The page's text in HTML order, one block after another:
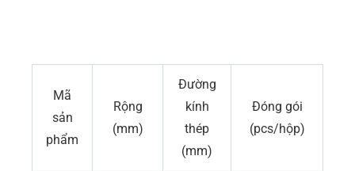
Mã
sản
phẩm
Rộng
(mm)
Đường
kính
thép
(mm)
Đóng gói
(pcs/hộp)